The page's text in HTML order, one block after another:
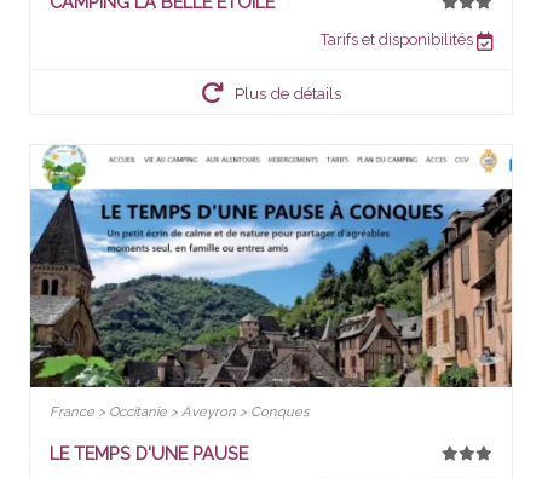
Tarifs et disponibilités
Plus de détails
France > Occitanie > Aveyron > Conques
LE TEMPS D'UNE PAUSE